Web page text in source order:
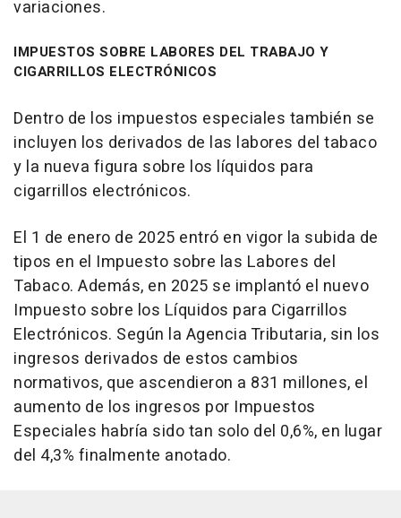
variaciones.
IMPUESTOS SOBRE LABORES DEL TRABAJO Y
CIGARRILLOS ELECTRÓNICOS
Dentro de los impuestos especiales también se
incluyen los derivados de las labores del tabaco
y la nueva figura sobre los líquidos para
cigarrillos electrónicos.
El 1 de enero de 2025 entró en vigor la subida de
tipos en el Impuesto sobre las Labores del
Tabaco. Además, en 2025 se implantó el nuevo
Impuesto sobre los Líquidos para Cigarrillos
Electrónicos. Según la Agencia Tributaria, sin los
ingresos derivados de estos cambios
normativos, que ascendieron a 831 millones, el
aumento de los ingresos por Impuestos
Especiales habría sido tan solo del 0,6%, en lugar
del 4,3% finalmente anotado.